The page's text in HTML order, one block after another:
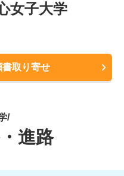
女子大学
取り寄せ
/
進路